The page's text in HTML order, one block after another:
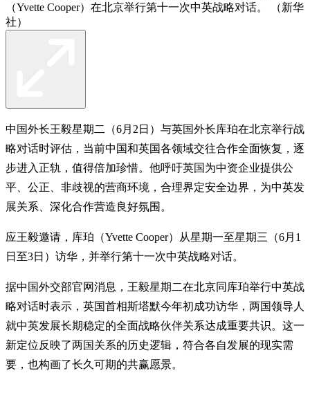
（Yvette Cooper）在北京举行第十一次中英战略对话。 （新华
社）
中国外长王毅星期二（6月2日）与英国外长库珀在北京举行战
略对话时评估，当前中国和英国各领域交往合作全面恢复，逐
步进入正轨，值得倍加珍惜。他呼吁英国为中资企业提供公
平、公正、非歧视的营商环境，合理界定安全边界，为中英发
展关系、深化合作营造良好氛围。
应王毅邀请，库珀（Yvette Cooper）从星期一至星期三（6月1
日至3日）访华，并举行第十一次中英战略对话。
据中国外交部官网消息，王毅星期二在北京同库珀举行中英战
略对话时表示，英国首相斯塔默今年初成功访华，两国领导人
就中英发展长期稳定的全面战略伙伴关系达成重要共识。这一
新定位反映了两国关系的历史逻辑，符合各自发展的现实需
要，也构画了长久可期的共赢愿景。